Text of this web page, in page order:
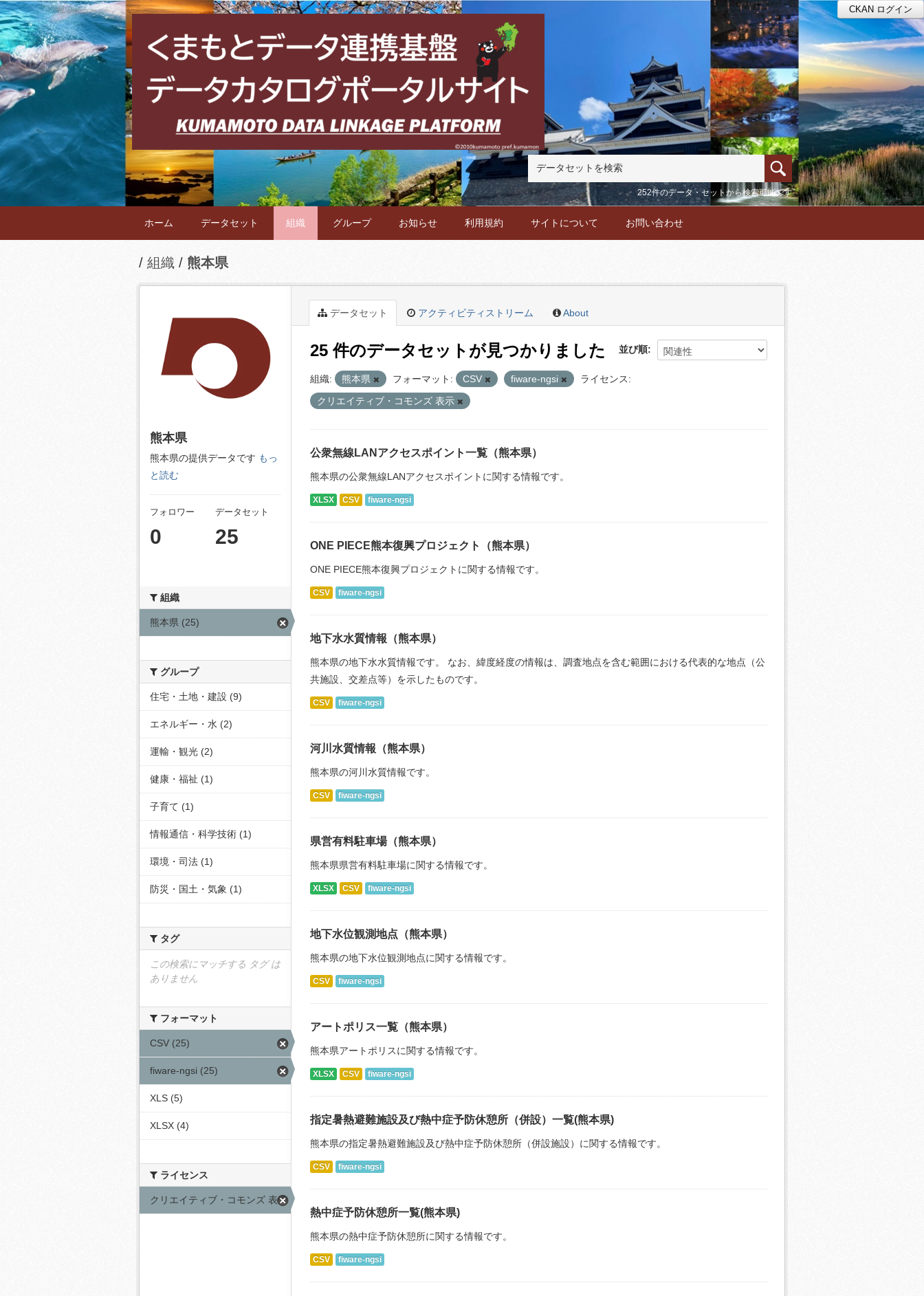
CKAN ログイン
252件のデータ・セットから検索可能です
ホーム データセット 組織 グループ お知らせ 利用規約 サイトについて お問い合わせ
組織 熊本県
データセット アクティビティストリーム About
並び順
25 件のデータセットが見つかりました
組織: 熊本県 フォーマット: CSV fiware-ngsi
ライセンス:
クリエイティブ・コモンズ 表示
公衆無線LANアクセスポイント一覧（熊本県）
熊本県の公衆無線LANアクセスポイントに関する情報です。
XLSX CSV fiware-ngsi
ONE PIECE熊本復興プロジェクト（熊本県）
ONE PIECE熊本復興プロジェクトに関する情報です。
CSV fiware-ngsi
地下水水質情報（熊本県）
熊本県の地下水水質情報です。 なお、緯度経度の情報は、調査地点を含む範囲における代表的な地点（公
共施設、交差点等）を示したものです。
CSV fiware-ngsi
河川水質情報（熊本県）
熊本県の河川水質情報です。
CSV fiware-ngsi
県営有料駐車場（熊本県）
熊本県県営有料駐車場に関する情報です。
XLSX CSV fiware-ngsi
地下水位観測地点（熊本県）
熊本県の地下水位観測地点に関する情報です。
CSV fiware-ngsi
アートポリス一覧（熊本県）
熊本県アートポリスに関する情報です。
XLSX CSV fiware-ngsi
指定暑熱避難施設及び熱中症予防休憩所（併設）一覧(熊本県)
熊本県の指定暑熱避難施設及び熱中症予防休憩所（併設施設）に関する情報です。
CSV fiware-ngsi
熱中症予防休憩所一覧(熊本県)
熊本県の熱中症予防休憩所に関する情報です。
CSV fiware-ngsi
熊本県
熊本県の提供データです もっ
と読む
フォロワー
0
データセット
25
組織
熊本県 (25)
グループ
住宅・土地・建設 (9)
エネルギー・水 (2)
運輸・観光 (2)
健康・福祉 (1)
子育て (1)
情報通信・科学技術 (1)
環境・司法 (1)
防災・国土・気象 (1)
タグ
この検索にマッチする タグ は
ありません
フォーマット
CSV (25)
fiware-ngsi (25)
XLS (5)
XLSX (4)
ライセンス
クリエイティブ・コモンズ 表示 (25)